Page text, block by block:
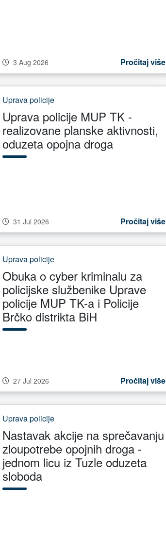
3 Aug 2026 Pročitaj više
Uprava policije
Uprava policije MUP TK -
realizovane planske aktivnosti,
oduzeta opojna droga
31 Jul 2026 Pročitaj više
Uprava policije
Obuka o cyber kriminalu za
policijske službenike Uprave
policije MUP TK-a i Policije
Brčko distrikta BiH
27 Jul 2026 Pročitaj više
Uprava policije
Nastavak akcije na sprečavanju
zloupotrebe opojnih droga -
jednom licu iz Tuzle oduzeta
sloboda